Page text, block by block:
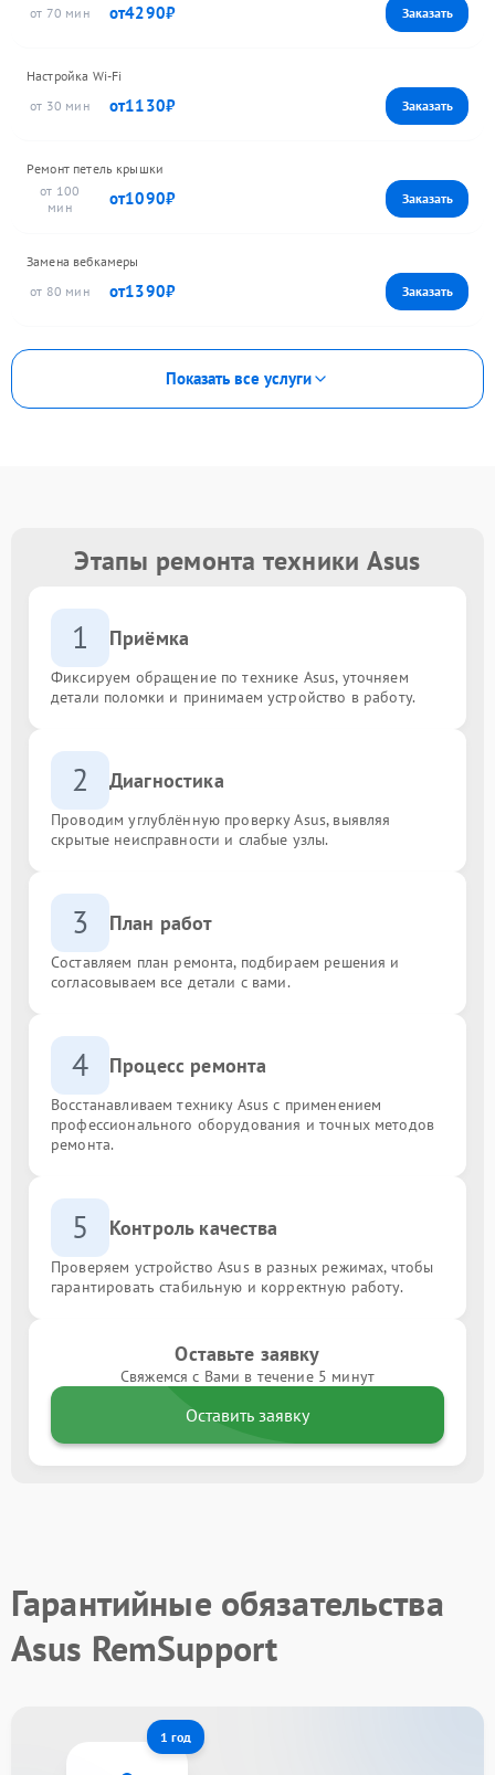
70
4290
Настройка Wi-Fi
30
1130
Ремонт петель крышки
100
1090
Замена вебкамеры
80
1390
Показать все услуги
Этапы ремонта техники Asus
1 Приёмка
Фиксируем обращение по технике Asus, уточняем
детали поломки и принимаем устройство в работу.
2 Диагностика
Проводим углублённую проверку Asus, выявляя
скрытые неисправности и слабые узлы.
3 План работ
Составляем план ремонта, подбираем решения и
согласовываем все детали с вами.
4 Процесс ремонта
Восстанавливаем технику Asus с применением
профессионального оборудования и точных методов
ремонта.
5 Контроль качества
Проверяем устройство Asus в разных режимах, чтобы
гарантировать стабильную и корректную работу.
Оставьте заявку
Свяжемся с Вами в течение 5 минут
Оставить заявку
Гарантийные обязательства
Asus RemSupport
1 год